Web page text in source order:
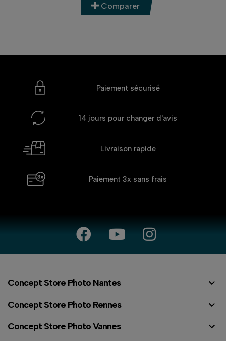
Comparer
Paiement sécurisé
14 jours pour changer d'avis
Livraison rapide
Paiement 3x sans frais
Concept Store Photo Nantes 
Concept Store Photo Rennes 
Concept Store Photo Vannes 